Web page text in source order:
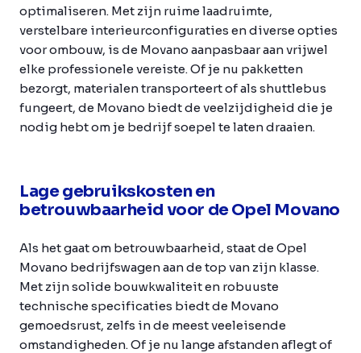
optimaliseren. Met zijn ruime laadruimte,
verstelbare interieurconfiguraties en diverse opties
voor ombouw, is de Movano aanpasbaar aan vrijwel
elke professionele vereiste. Of je nu pakketten
bezorgt, materialen transporteert of als shuttlebus
fungeert, de Movano biedt de veelzijdigheid die je
nodig hebt om je bedrijf soepel te laten draaien.
Lage gebruikskosten en
betrouwbaarheid voor de Opel Movano
Als het gaat om betrouwbaarheid, staat de Opel
Movano bedrijfswagen aan de top van zijn klasse.
Met zijn solide bouwkwaliteit en robuuste
technische specificaties biedt de Movano
gemoedsrust, zelfs in de meest veeleisende
omstandigheden. Of je nu lange afstanden aflegt of